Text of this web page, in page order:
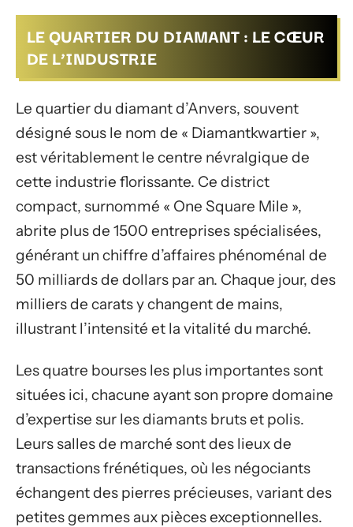
LE QUARTIER DU DIAMANT : LE CŒUR
DE L’INDUSTRIE
Le quartier du diamant d’Anvers, souvent
désigné sous le nom de « Diamantkwartier »,
est véritablement le centre névralgique de
cette industrie florissante. Ce district
compact, surnommé « One Square Mile »,
abrite plus de 1500 entreprises spécialisées,
générant un chiffre d’affaires phénoménal de
50 milliards de dollars par an. Chaque jour, des
milliers de carats y changent de mains,
illustrant l’intensité et la vitalité du marché.
Les quatre bourses les plus importantes sont
situées ici, chacune ayant son propre domaine
d’expertise sur les diamants bruts et polis.
Leurs salles de marché sont des lieux de
transactions frénétiques, où les négociants
échangent des pierres précieuses, variant des
petites gemmes aux pièces exceptionnelles.